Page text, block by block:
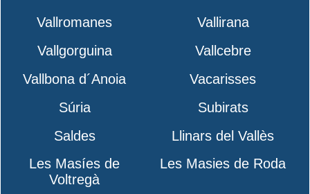
Vallromanes
Vallirana
Vallgorguina
Vallcebre
Vallbona d´Anoia
Vacarisses
Súria
Subirats
Saldes
Llinars del Vallès
Les Masíes de
Voltregà
Les Masies de Roda